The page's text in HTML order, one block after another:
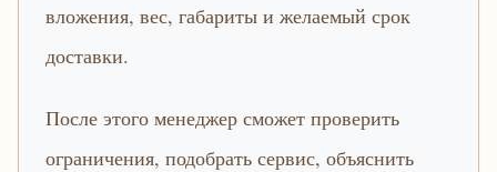
вложения, вес, габариты и желаемый срок
доставки.
После этого менеджер сможет проверить
ограничения, подобрать сервис, объяснить